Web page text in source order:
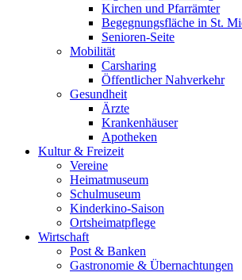
Kirchen und Pfarrämter
Begegnungsfläche in St.
Senioren-Seite
Mobilität
Carsharing
Öffentlicher Nahverkehr
Gesundheit
Ärzte
Krankenhäuser
Apotheken
Kultur & Freizeit
Vereine
Heimatmuseum
Schulmuseum
Kinderkino-Saison
Ortsheimatpflege
Wirtschaft
Post & Banken
Gastronomie & Übernachtungen